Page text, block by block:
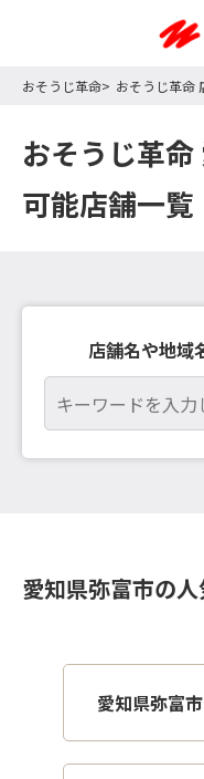
おそうじ革命 おそうじ革命
おそうじ革
可能店舗一覧
店舗名や地域
愛知県弥富市の
愛知県弥富